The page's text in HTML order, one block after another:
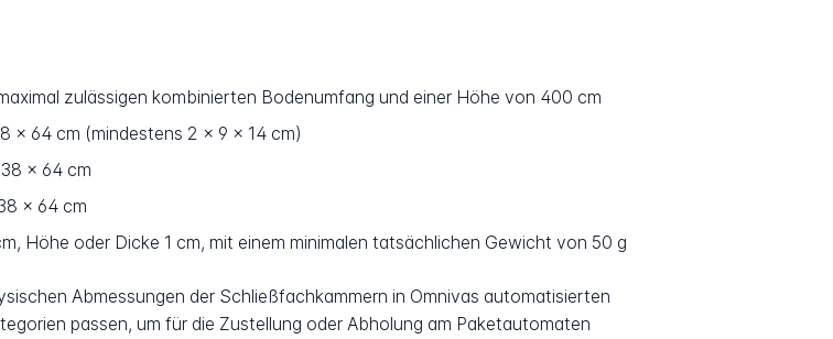
zulässigen kombinierten Bodenumfang und einer Höhe von 400 cm
x 64 cm (mindestens 2 x 9 x 14 cm)
x 64 cm
x 64 cm
Höhe oder Dicke 1 cm, mit einem minimalen tatsächlichen Gewicht von 50 g
Abmessungen der Schließfachkammern in Omnivas automatisierten
passen, um für die Zustellung oder Abholung am Paketautomaten